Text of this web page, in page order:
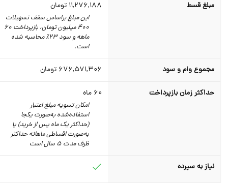
مبلغ قسط 11,276,188 تومان
این مبلغ براساس سقف تسهیلات
400 میلیون تومان،‌ بازپرداخت 60
ماهه و سود 23٪‌ محاسبه شده
است.
مجموع وام و سود 676,571,306 تومان
حداکثر زمان بازپرداخت ماه
امکان تسویه مبلغ اعتبار
استفاده‌شده به‌صورت یکجا
(حداکثر یک ماه پس از خرید) یا
به‌صورت اقساطی ماهانه حداکثر
ظرف مدت 5 سال است
نیاز به سپرده